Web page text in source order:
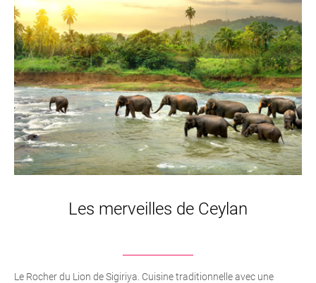
Les merveilles de Ceylan
Le Rocher du Lion de Sigiriya. Cuisine traditionnelle avec une